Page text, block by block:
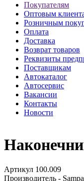
Покупателям
Оптовым
Розничным
Оплата
Доставка
Возврат товаров
Реквизиты
Поставщикам
Автокаталог
Автосервис
Вакансии
Контакты
Новости
Артикул 100.009
Производитель - Sampa